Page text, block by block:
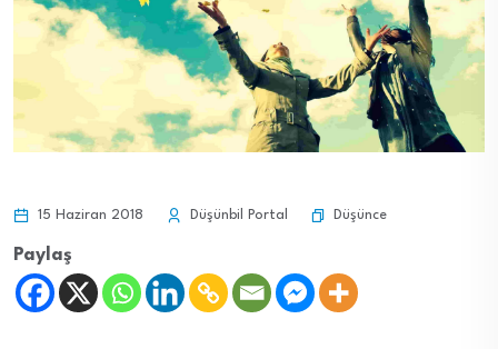
15 Haziran 2018 Düşünbil Portal Düşünce
Paylaş